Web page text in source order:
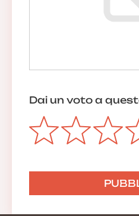
Dai un voto a